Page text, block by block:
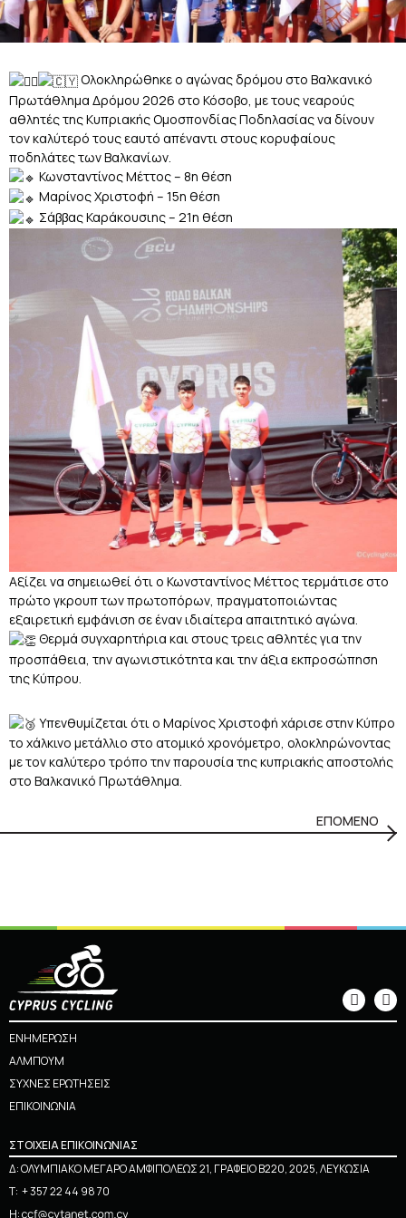
Ολοκληρώθηκε ο αγώνας δρόμου στο Βαλκανικό
Πρωτάθλημα Δρόμου 2026 στο Κόσοβο, με τους νεαρούς
αθλητές της Κυπριακής Ομοσπονδίας Ποδηλασίας να δίνουν
τον καλύτερό τους εαυτό απέναντι στους κορυφαίους
ποδηλάτες των Βαλκανίων.
Κωνσταντίνος Μέττος – 8η θέση
Μαρίνος Χριστοφή – 15η θέση
Σάββας Καράκουσιης – 21η θέση
Αξίζει να σημειωθεί ότι ο Κωνσταντίνος Μέττος τερμάτισε στο
πρώτο γκρουπ των πρωτοπόρων, πραγματοποιώντας
εξαιρετική εμφάνιση σε έναν ιδιαίτερα απαιτητικό αγώνα.
Θερμά συγχαρητήρια και στους τρεις αθλητές για την
προσπάθεια, την αγωνιστικότητα και την άξια εκπροσώπηση
της Κύπρου.
Υπενθυμίζεται ότι ο Μαρίνος Χριστοφή χάρισε στην Κύπρο
το χάλκινο μετάλλιο στο ατομικό χρονόμετρο, ολοκληρώνοντας
με τον καλύτερο τρόπο την παρουσία της κυπριακής αποστολής
στο Βαλκανικό Πρωτάθλημα.
ΕΠΟΜΕΝΟ
ΕΝΗΜΕΡΩΣΗ
ΑΛΜΠΟΥΜ
ΣΥΧΝΕΣ ΕΡΩΤΗΣΕΙΣ
ΕΠΙΚΟΙΝΩΝΙΑ
ΣΤΟΙΧΕΙΑ ΕΠΙΚΟΙΝΩΝΙΑΣ
Δ: ΟΛΥΜΠΙΑΚΟ ΜΕΓΑΡΟ ΑΜΦΙΠΟΛΕΩΣ 21, ΓΡΑΦΕΙΟ Β220, 2025, ΛΕΥΚΩΣΙΑ
Τ: + 357 22 44 98 70
Η: